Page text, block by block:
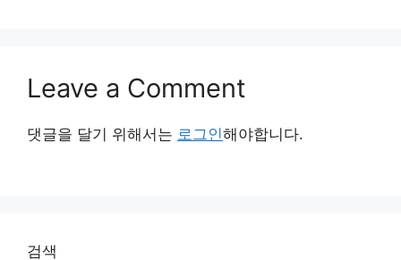
Leave a Comment
댓글을 달기 위해서는 로그인해야합니다.
검색